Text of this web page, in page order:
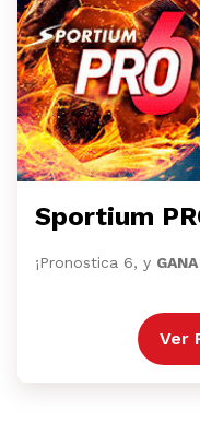
Sportium
¡Pronostica 6, y GANA
Ver